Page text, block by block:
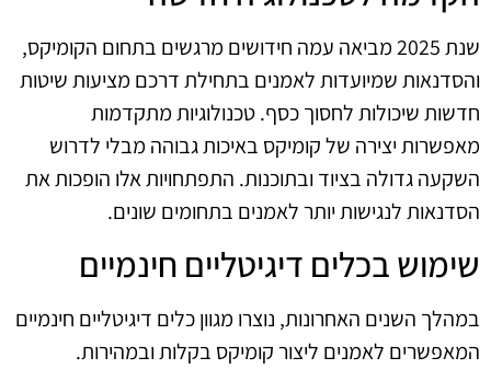
שנת 2025 מביאה עמה חידושים מרגשים בתחום הקומיקס,
והסדנאות שמיועדות לאמנים בתחילת דרכם מציעות שיטות
חדשות שיכולות לחסוך כסף. טכנולוגיות מתקדמות
מאפשרות יצירה של קומיקס באיכות גבוהה מבלי לדרוש
השקעה גדולה בציוד ובתוכנות. התפתחויות אלו הופכות את
הסדנאות לנגישות יותר לאמנים בתחומים שונים.
שימוש בכלים דיגיטליים חינמיים
במהלך השנים האחרונות, נוצרו מגוון כלים דיגיטליים חינמיים
המאפשרים לאמנים ליצור קומיקס בקלות ובמהירות.